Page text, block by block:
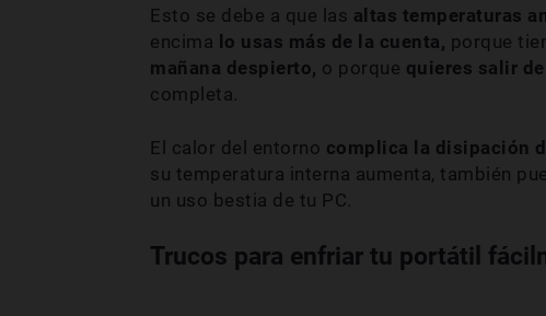
Esto se debe a que las altas temperaturas
encima lo usas más de la cuenta, porque
mañana despierto, o porque quieres salir
completa.
El calor del entorno complica la disipación
su temperatura interna aumenta, también
un uso bestia de tu PC.
Trucos para enfriar tu portátil